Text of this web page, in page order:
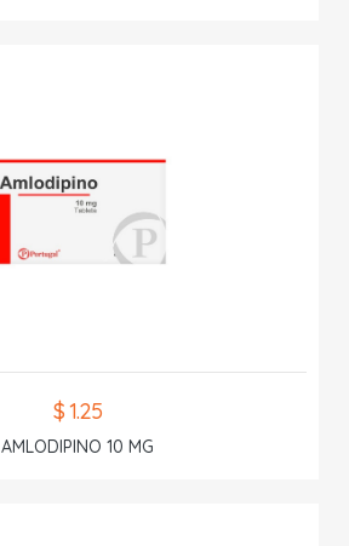
$ 1.25
AMLODIPINO 10 MG